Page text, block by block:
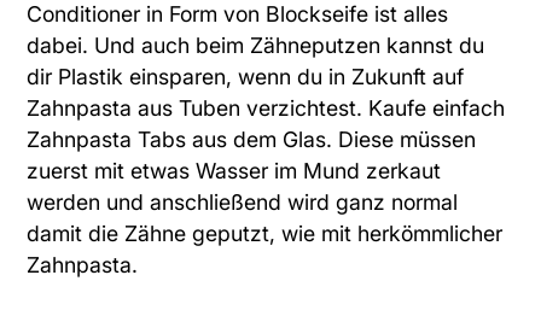
Conditioner in Form von Blockseife ist alles
dabei. Und auch beim Zähneputzen kannst du
dir Plastik einsparen, wenn du in Zukunft auf
Zahnpasta aus Tuben verzichtest. Kaufe einfach
Zahnpasta Tabs aus dem Glas. Diese müssen
zuerst mit etwas Wasser im Mund zerkaut
werden und anschließend wird ganz normal
damit die Zähne geputzt, wie mit herkömmlicher
Zahnpasta.